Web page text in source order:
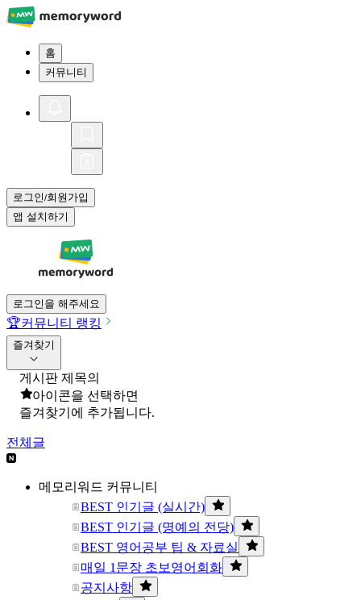
홈
커뮤니티
로그인/회원가입
앱 설치하기
로그인을 해주세요
🏆커뮤니티 랭킹
즐겨찾기
게시판 제목의
아이콘을 선택하면
즐겨찾기에 추가됩니다.
전체글
메모리워드 커뮤니티
BEST 인기글 (실시간)
BEST 인기글 (명예의 전당)
BEST 영어공부 팁 & 자료실
매일 1문장 초보영어회화
공지사항